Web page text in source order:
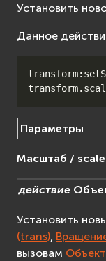
Установить
Данное
transform:
transform.
Параметры
Масштаб / scale
действие
Установить
(trans),
вызовам